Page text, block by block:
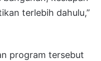
terlebih dahulu,”
program tersebut